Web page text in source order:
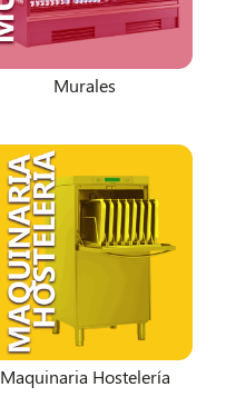
Murales
Maquinaria Hostelería